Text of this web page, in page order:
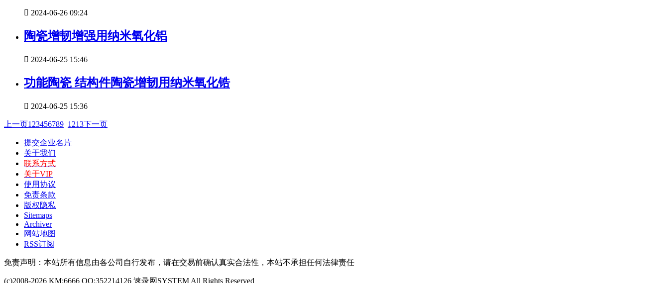
 2024-06-26 09:24
陶瓷增韧增强用纳米氧化铝
 2024-06-25 15:46
功能陶瓷 结构件陶瓷增韧用纳米氧化锆
 2024-06-25 15:36
上一页1 23456789 1213下一页
提交企业名片
关于我们
联系方式
关于VIP
使用协议
免责条款
版权隐私
Sitemaps
Archiver
网站地图
RSS订阅
免责声明：本站所有信息由各公司自行发布，请在交易前确认真实合法性，本站不承担任何法律责任
(c)2008-2026 KM:6666 QQ:352214126 速录网SYSTEM All Rights Reserved